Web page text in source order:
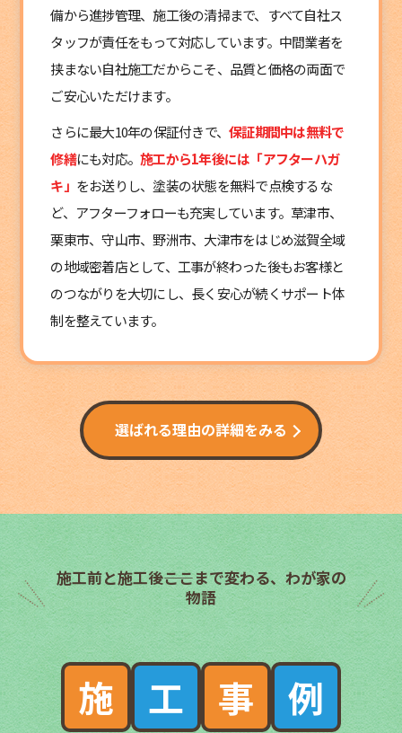
備から進捗管理、施工後の清掃まで、すべて自社ス
タッフが責任をもって対応しています。中間業者を
挟まない自社施工だからこそ、品質と価格の両面で
ご安心いただけます。
さらに最大10年の保証付きで、保証期間中は無料で
修繕にも対応。施工から1年後には「アフターハガ
キ」 をお送りし、塗装の状態を無料で点検するな
ど、アフターフォローも充実しています。草津市、
栗東市、守山市、野洲市、大津市をはじめ滋賀全域
の地域密着店として、工事が終わった後もお客様と
のつながりを大切にし、長く安心が続くサポート体
制を整えています。
選ばれる理由の詳細をみる
施工前と施工後――ここまで変わる、わが家の
物語
施 工 事 例